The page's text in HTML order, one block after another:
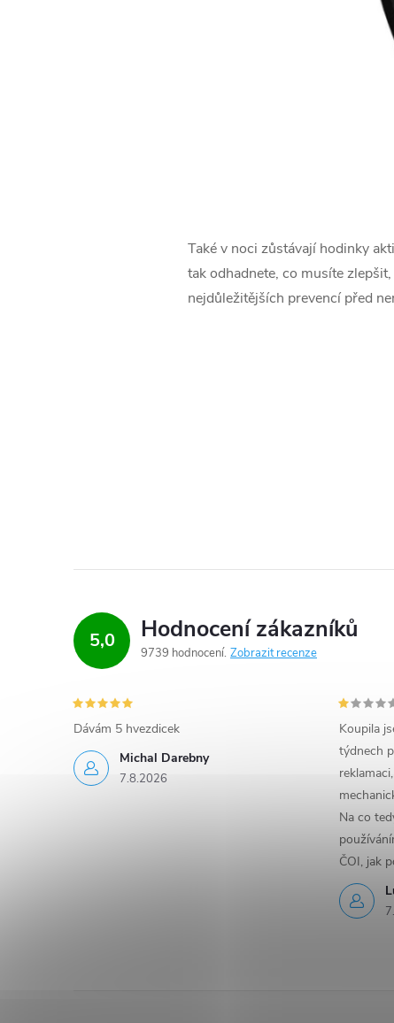
Také v noci zůstávají hodinky
tak odhadnete, co musíte
nejdůležitějších prevencí před
5,0 Hodnocení zákazníků
9739 hodnocení Zobrazit recenze
Michal Darebny
7.8.2026
Dávám 5 hvezdicek
Koupila
týdnech
Na co
ČOI, jak